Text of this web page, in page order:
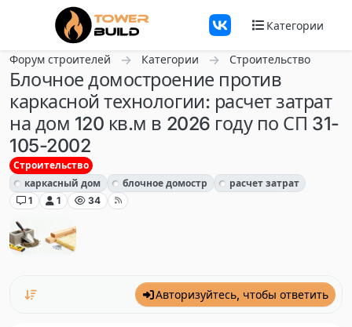
Перейти к содержанию
Категории
Форум строителей Категории Строительство
Блочное домостроение против
каркасной технологии: расчет затрат
на дом 120 кв.м в 2026 году по СП 31-
105-2002
Строительство
каркасный дом
блочное домостр
расчет затрат
1
1 34
Авторизуйтесь, чтобы ответить